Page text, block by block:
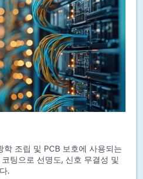
학 조립 및 PCB 보호에 사용되는
팅으로 선명도, 신호 무결성 및
.